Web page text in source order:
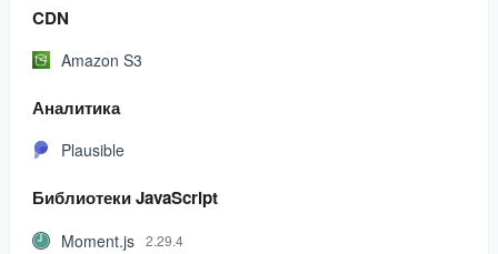
CDN
Amazon S3
Аналитика
Plausible
Библиотеки JavaScript
Moment.js 2.29.4